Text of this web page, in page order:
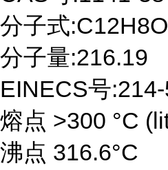
分子式
分子量:216.19
EINECS号
熔点 >300 °C
沸点 316.6°C